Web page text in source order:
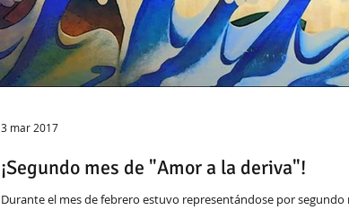
¡Segundo mes de "Amor a la deriva"!
Durante el mes de febrero estuvo representándose por
3 mar 2017